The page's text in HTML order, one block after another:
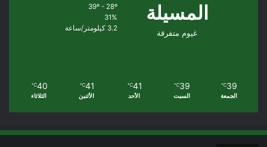
المسيلة
غيوم متفرقة
39º - 28º
31%
3.2 كيلومتر/ساعة
39
℃
الجمعة
39
℃
السبت
41
℃
الأحد
41
℃
الأثنين
40
℃
الثلاثاء